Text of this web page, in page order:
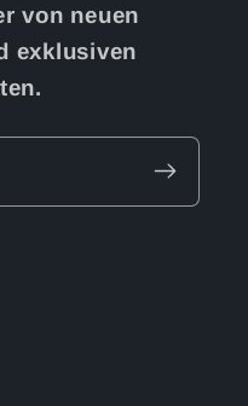
von neuen
exklusiven